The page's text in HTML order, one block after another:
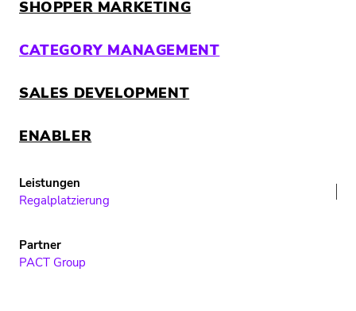
SHOPPER MARKETING
CATEGORY MANAGEMENT
SALES DEVELOPMENT
ENABLER
Regalplatzierung
PACT Group